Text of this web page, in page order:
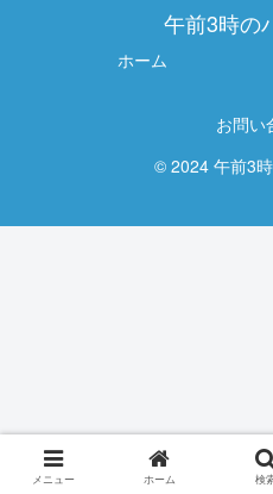
午前3時の
ホーム
お問い
© 2024 午前3
メニュー ホーム 検